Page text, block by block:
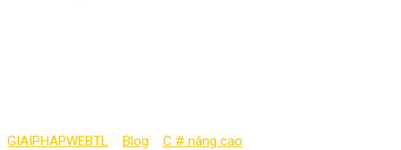
GIAIPHAPWEBTL Blog C # nâng cao